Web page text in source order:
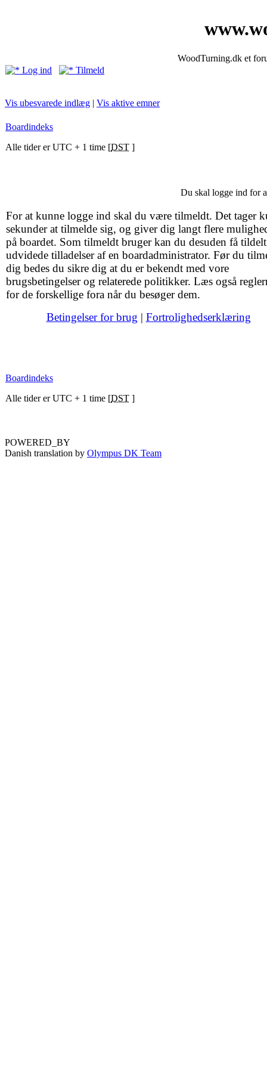
WoodTurning.dk et
Log ind
Tilmeld
Vis ubesvarede indlæg | Vis aktive emner
Boardindeks
Alle tider er UTC + 1 time [DST ]
Du skal logge ind for
For at kunne logge ind skal du være tilmeldt. Det tager
sekunder at tilmelde sig, og giver dig langt flere
på boardet. Som tilmeldt bruger kan du desuden få tildelt
udvidede tilladelser af en boardadministrator. Før du
dig bedes du sikre dig at du er bekendt med vore
brugsbetingelser og relaterede politikker. Læs også
for de forskellige fora når du besøger dem.
Betingelser for brug | Fortrolighedserklæring
Boardindeks
Alle tider er UTC + 1 time [DST ]
POWERED_BY
Danish translation by Olympus DK Team